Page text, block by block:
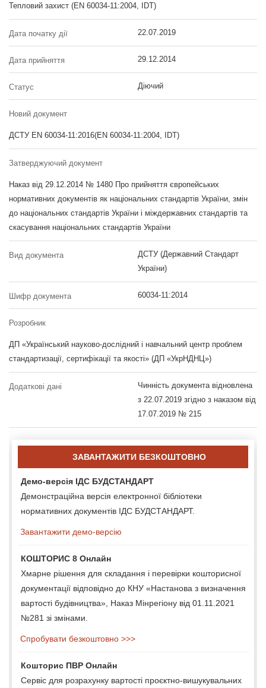
Тепловий захист (EN 60034-11:2004, IDT)
Дата початку дії 22.07.2019
Дата прийняття 29.12.2014
Статус Діючий
Новий документ
ДСТУ EN 60034-11:2016(EN 60034-11:2004, IDT)
Затверджуючий документ
Наказ від 29.12.2014 № 1480 Про прийняття європейських
нормативних документів як національних стандартів України, змін
до національних стандартів України і міждержавних стандартів та
скасування національних стандартів України
Вид документа
ДСТУ (Державний Стандарт
України)
Шифр документа 60034-11:2014
Розробник
ДП «Український науково-дослідний і навчальний центр проблем
стандартизації, сертифікації та якості» (ДП «УкрНДНЦ»)
Додаткові дані
Чинність документа відновлена
з 22.07.2019 згідно з наказом від
17.07.2019 № 215
ЗАВАНТАЖИТИ БЕЗКОШТОВНО
Демо-версія ІДС БУДСТАНДАРТ
Демонстраційна версія електронної бібліотеки
нормативних документів ІДС БУДСТАНДАРТ.
Завантажити демо-версію
КОШТОРИС 8 Онлайн
Хмарне рішення для складання і перевірки кошторисної
документації відповідно до КНУ «Настанова з визначення
вартості будівництва», Наказ Мінрегіону від 01.11.2021
№281 зі змінами.
Спробувати безкоштовно >>>
Кошторис ПВР Онлайн
Сервіс для розрахунку вартості проєктно-вишукувальних